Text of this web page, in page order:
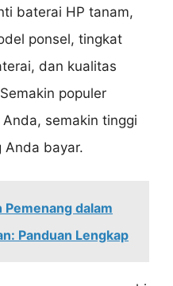
baterai HP tanam,
ponsel, tingkat
dan kualitas
populer
semakin tinggi
Anda bayar.
Pemenang dalam
Panduan Lengkap